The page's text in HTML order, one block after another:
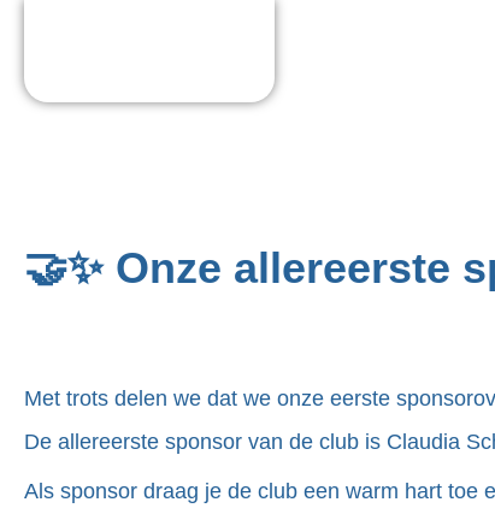
🤝✨ Onze allereerste
Met trots delen we dat we onze eerste
De allereerste sponsor van de club is Claudia
Als sponsor draag je de club een warm hart toe